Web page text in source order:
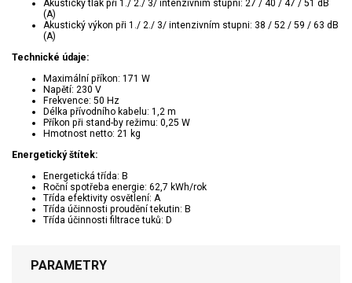
Akustický tlak při 1./ 2./ 3/ intenzivním stupni: 27 / 40 / 47 / 51 dB
(A)
Akustický výkon při 1./ 2./ 3/ intenzivním stupni: 38 / 52 / 59 / 63 dB
(A)
Technické údaje:
Maximální příkon: 171 W
Napětí: 230 V
Frekvence: 50 Hz
Délka přívodního kabelu: 1,2 m
Příkon při stand-by režimu: 0,25 W
Hmotnost netto: 21 kg
Energetický štítek:
Energetická třída: B
Roční spotřeba energie: 62,7 kWh/rok
Třída efektivity osvětlení: A
Třída účinnosti proudění tekutin: B
Třída účinnosti filtrace tuků: D
PARAMETRY